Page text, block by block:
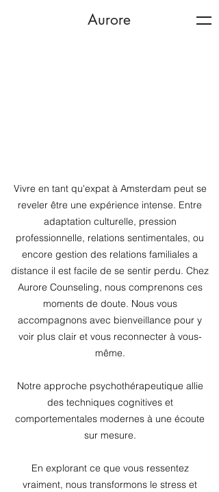
Aurore
Vivre en tant qu'expat à Amsterdam peut se
reveler être une expérience intense. Entre
adaptation culturelle, pression
professionnelle, relations sentimentales, ou
encore gestion des relations familiales a
distance il est facile de se sentir perdu. Chez
Aurore Counseling, nous comprenons ces
moments de doute. Nous vous
accompagnons avec bienveillance pour y
voir plus clair et vous reconnecter à vous-
même.
Notre approche psychothérapeutique allie
des techniques cognitives et
comportementales modernes à une écoute
sur mesure.
En explorant ce que vous ressentez
vraiment, nous transformons le stress et